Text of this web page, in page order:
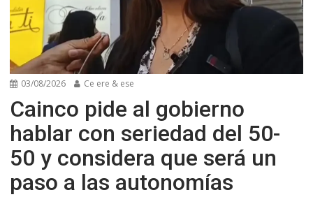
03/08/2026 Ce ere & ese
Cainco pide al gobierno
hablar con seriedad del 50-
50 y considera que será un
paso a las autonomías